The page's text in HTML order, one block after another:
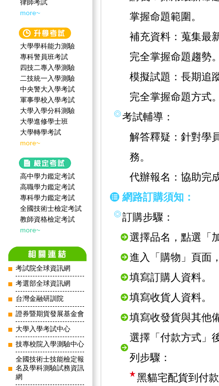
律師考試
more~
大學學科能力測驗
專科警員班考試
四技二專入學測驗
二技統一入學測驗
中央警大入學考試
軍事學校入學考試
大學入學分科測驗
大學進修學士班
大學轉學考試
more~
高中學力鑑定考試
高職學力鑑定考試
專科學力鑑定考試
全國技術士檢定考試
教師資格檢定考試
more~
考試院全球資訊網
考選部全球資訊網
台灣金融研訓院
證券暨期貨發展基金會
大學入學考試中心
技專校院入學測驗中心
全國技術士技能檢定報
名及學科測驗試務資訊
網
掌握命題範圍。
補充資料：蒐集最
完全掌握命題趨勢
模擬試題：長期追
完全掌握命題方式
考試輔導：
解答釋疑：針對學
務。
代辦報名：協助完
網路訂購須知：
訂購步驟：
選擇品名，點選「
進入「購物」頁面
填寫訂購人資料。
填寫收貨人資料。
填寫收發貨與其他
選擇「付款方式」
列步驟：
黑貓宅配貨到付